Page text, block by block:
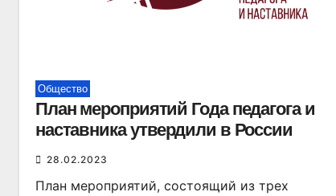
Общество
План мероприятий Года педагога и
наставника утвердили в России
28.02.2023
План мероприятий, состоящий из трех